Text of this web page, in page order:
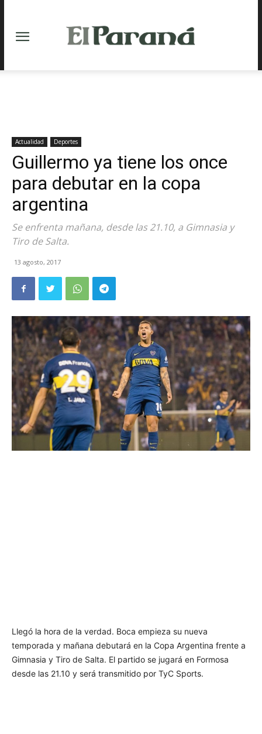
Actualidad Deportes
Guillermo ya tiene los once
para debutar en la copa
argentina
Se enfrenta mañana, desde las 21.10, a Gimnasia y
Tiro de Salta.
13 agosto, 2017
Llegó la hora de la verdad. Boca empieza su nueva
temporada y mañana debutará en la Copa Argentina frente a
Gimnasia y Tiro de Salta. El partido se jugará en Formosa
desde las 21.10 y será transmitido por TyC Sports.